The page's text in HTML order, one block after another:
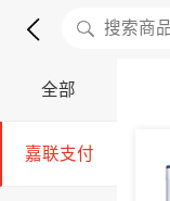
全部
嘉联支付